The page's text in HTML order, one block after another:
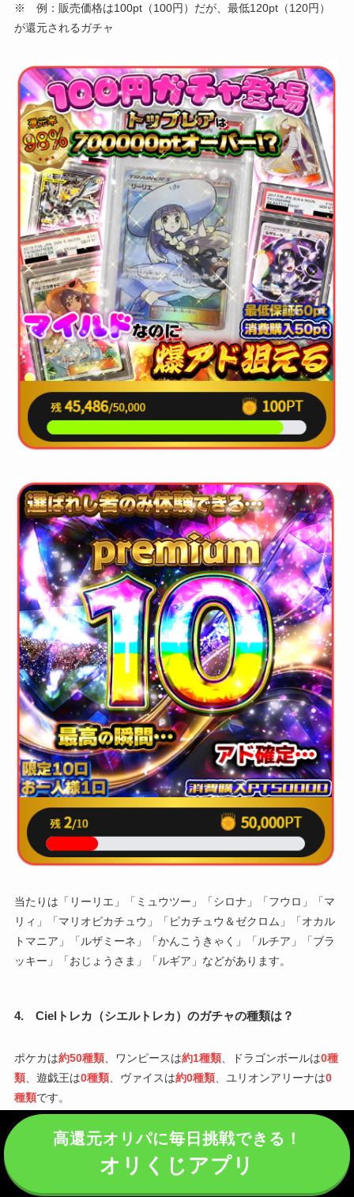
※ 例：販売価格は100pt（100円）だが、最低120pt（120円）
が還元されるガチャ
当たりは「リーリエ」「ミュウツー」「シロナ」「フウロ」「マ
リィ」「マリオピカチュウ」「ピカチュウ＆ゼクロム」「オカル
トマニア」「ルザミーネ」「かんこうきゃく」「ルチア」「ブラ
ッキー」「おじょうさま」「ルギア」などがあります。
4. Cielトレカ（シエルトレカ）のガチャの種類は？
ポケカは約50種類、ワンピースは約1種類、ドラゴンボールは0種
類、遊戯王は0種類、ヴァイスは約0種類、ユリオンアリーナは0
種類です。
カテゴリー ガチャの種類
約30種類
高還元オリパに毎日挑戦できる！
オリくじアプリ